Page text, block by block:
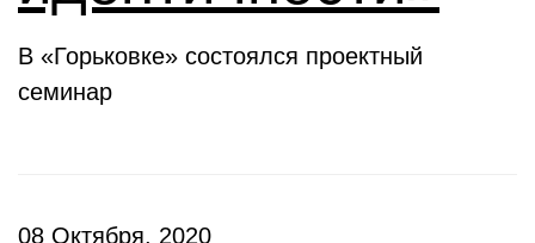
В «Горьковке» состоялся проектный
семинар
08 Октября, 2020